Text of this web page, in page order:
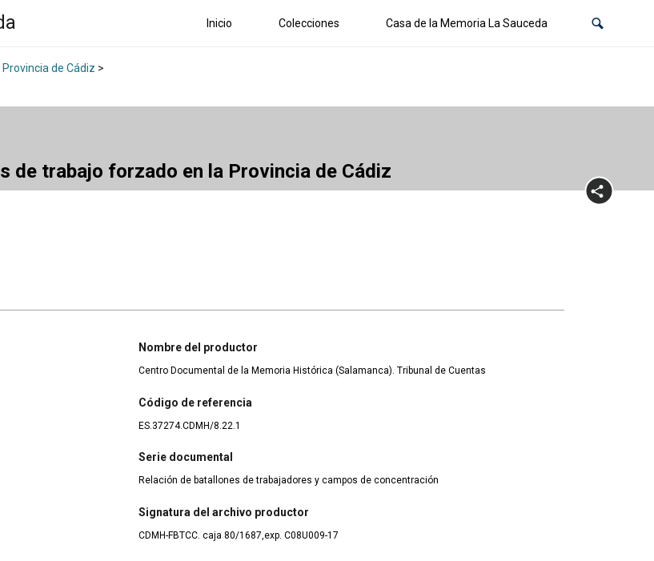
Inicio Colecciones Casa de la Memoria La Sauceda
de Cádiz >
de trabajo forzado en la Provincia de Cádiz
Nombre del productor
Centro Documental de la Memoria Histórica (Salamanca). Tribunal de Cuentas
Código de referencia
ES.37274.CDMH/8.22.1
Serie documental
Relación de batallones de trabajadores y campos de concentración
Signatura del archivo productor
CDMH-FBTCC. caja 80/1687,exp. C08U009-17